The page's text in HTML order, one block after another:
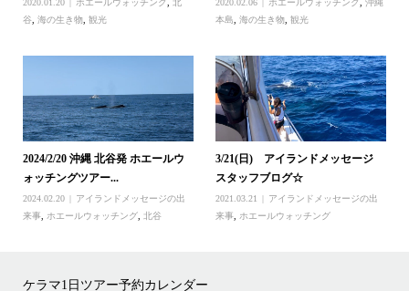
2020.01.20 ホエールウォッチング, 北
谷, 海の生き物, 観光
2020.02.06 ホエールウォッチング,沖縄
本島,海の生き物,観光
2024/2/20 沖縄 北谷発 ホエールウ
ォッチングツアー...
2024.02.20
アイランドメッセージの出
来事, ホエールウォッチング, 北谷
3/21(日) アイランドメッセージ
スタッフブログ☆
2021.03.21
アイランドメッセージの出
来事
ホエールウォッチング
ケラマ1日ツアー予約カレンダー